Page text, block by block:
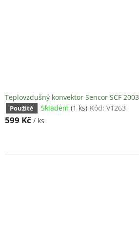
Teplovzdušný konvektor Sencor SCF 2003
Použité Skladem (1 ks) Kód: V1263
599 Kč / ks